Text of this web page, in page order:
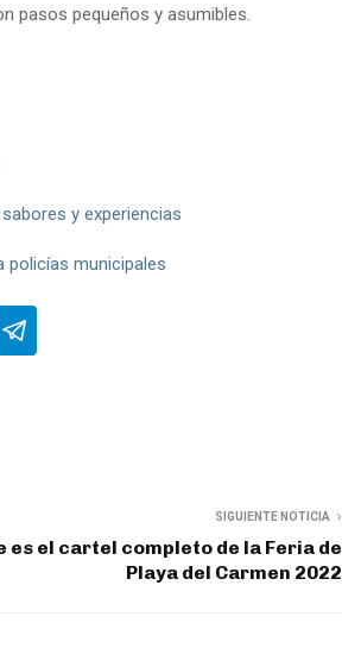
pasos pequeños y asumibles.
y experiencias
policías municipales
SIGUIENTE NOTICIA
es el cartel completo de la Feria de
Playa del Carmen 2022